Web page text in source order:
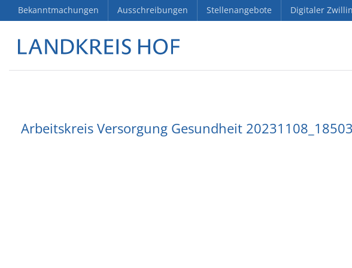
Bekanntmachungen Ausschreibungen Stellenangebote Digitaler
Arbeitskreis Versorgung Gesundheit